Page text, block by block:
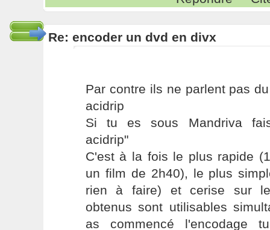
Re: encoder un dvd en divx
Par contre ils ne parlent pas
acidrip
Si tu es sous Mandriva
acidrip"
C'est à la fois le plus rapide
un film de 2h40), le plus
rien à faire) et cerise sur
obtenus sont utilisables
as commencé l'encodage